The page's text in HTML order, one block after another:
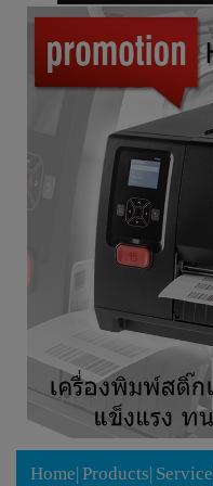
Home| Products| Service